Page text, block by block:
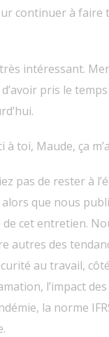
continuer à faire
très intéressant.
pris le
à toi, Maude, ça
pas de rester à
que nous
cet entretien.
autres des
au travail, côté
l’impact
la norme